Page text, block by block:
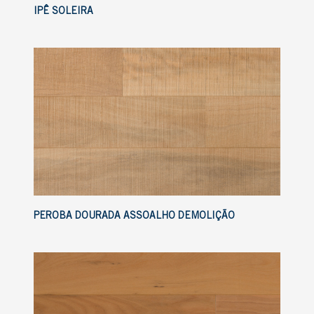
IPÊ SOLEIRA
PEROBA DOURADA ASSOALHO DEMOLIÇÃO